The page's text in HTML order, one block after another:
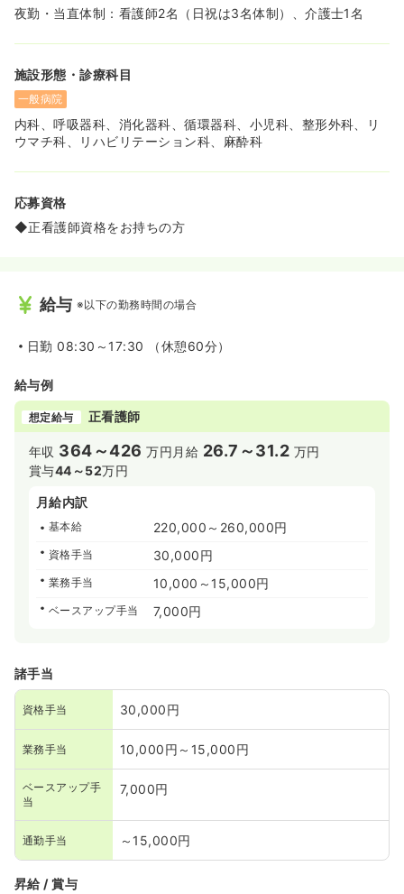
夜勤・当直体制：看護師2名（日祝は3名体制）、介護士1名
施設形態・診療科目
一般病院
内科、呼吸器科、消化器科、循環器科、小児科、整形外科、リ
ウマチ科、リハビリテーション科、麻酔科
応募資格
◆正看護師資格をお持ちの方
給与 ※以下の勤務時間の場合
日勤 08:30～17:30 （休憩60分）
給与例
想定給与 正看護師
年収 364～426 万円 月給 26.7～31.2 万円
賞与44～52万円
月給内訳
基本給 220,000～260,000円
資格手当 30,000円
業務手当 10,000～15,000円
ベースアップ手当 7,000円
諸手当
資格手当 30,000円
業務手当 10,000円～15,000円
ベースアップ手
当
7,000円
通勤手当 ～15,000円
昇給 / 賞与